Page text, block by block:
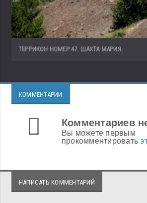
ТЕРРИКОН НОМЕР 47. ШАХТА МАРИЯ
КОММЕНТАРИИ
Комментариев
Вы можете первым
прокомментировать
НАПИСАТЬ КОММЕНТАРИЙ